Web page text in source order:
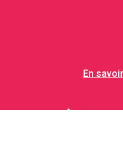
En